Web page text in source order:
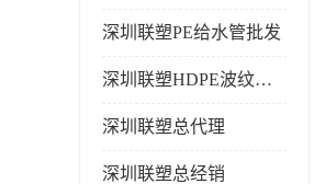
深圳联塑PE给水管批发
深圳联塑HDPE波纹管批发
深圳联塑总代理
深圳联塑总经销